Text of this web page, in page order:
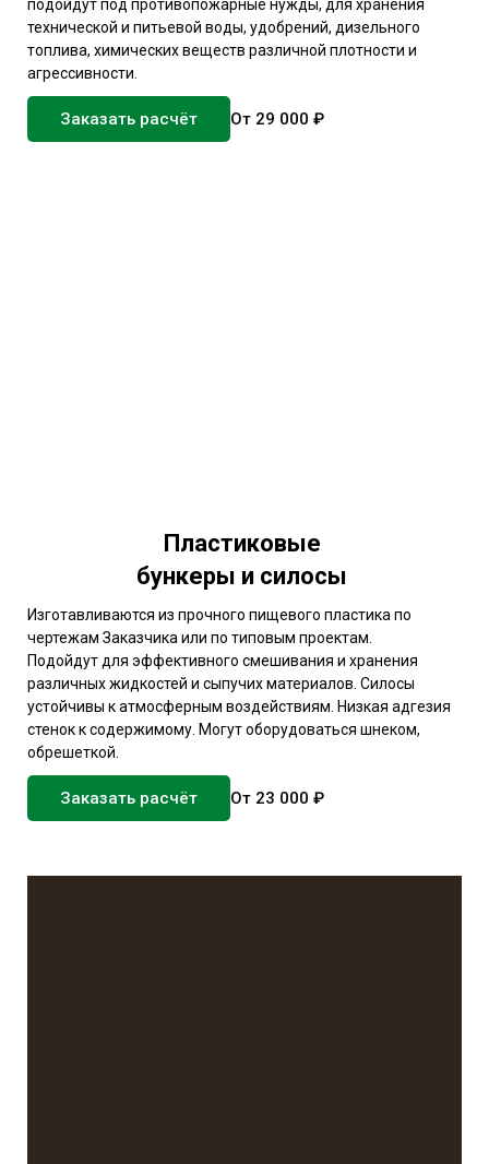
подойдут под противопожарные нужды, для хранения
технической и питьевой воды, удобрений, дизельного
топлива, химических веществ различной плотности и
агрессивности.
Заказать расчёт От 29 000 ₽
Пластиковые
бункеры и силосы
Изготавливаются из прочного пищевого пластика по
чертежам Заказчика или по типовым проектам.
Подойдут для эффективного смешивания и хранения
различных жидкостей и сыпучих материалов. Силосы
устойчивы к атмосферным воздействиям. Низкая адгезия
стенок к содержимому. Могут оборудоваться шнеком,
обрешеткой.
Заказать расчёт От 23 000 ₽